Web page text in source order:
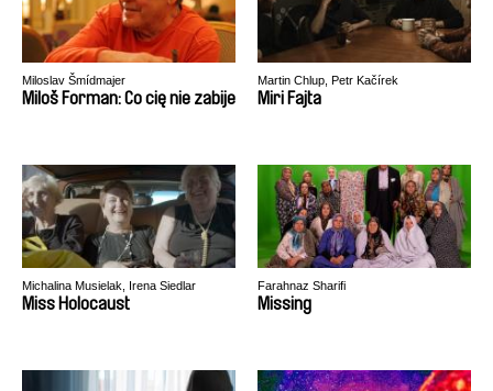
Miloslav Šmídmajer
Miloš Forman: Co cię nie zabije
Martin Chlup, Petr Kačírek
Miri Fajta
Michalina Musielak, Irena Siedlar
Miss Holocaust
Farahnaz Sharifi
Missing